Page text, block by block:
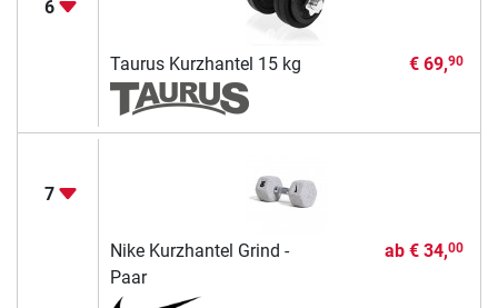
6
Taurus Kurzhantel 15 kg € 69,90
7
Nike Kurzhantel Grind -
Paar
ab € 34,00